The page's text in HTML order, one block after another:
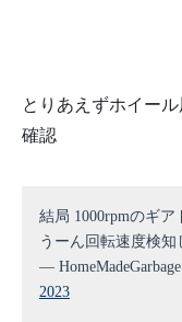
とりあえずホイー
確認
結局 1000rpmのギア
うーん回転速度検知
—
2023